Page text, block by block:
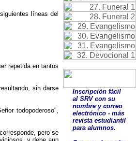
líneas del
repetida en tantos
sin darse
todopoderoso",
pero se
Inscripción fácil
al SRV con su
nombre y correo
electrónico - más
revista estudiantil
para alumnos.